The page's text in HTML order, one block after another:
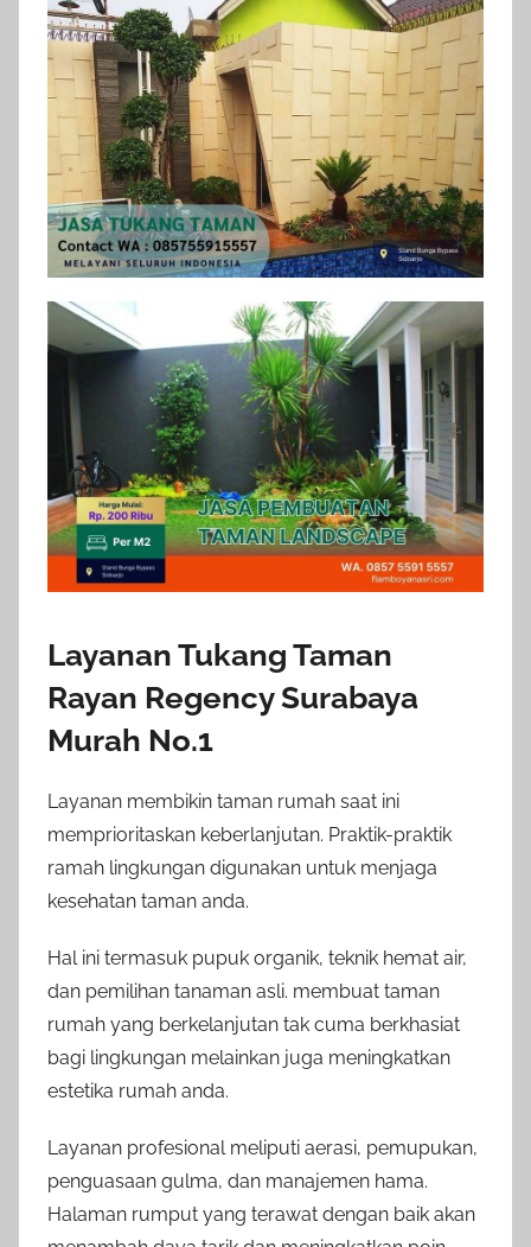
Layanan Tukang Taman
Rayan Regency Surabaya
Murah No.1
Layanan membikin taman rumah saat ini
memprioritaskan keberlanjutan. Praktik-praktik
ramah lingkungan digunakan untuk menjaga
kesehatan taman anda.
Hal ini termasuk pupuk organik, teknik hemat air,
dan pemilihan tanaman asli. membuat taman
rumah yang berkelanjutan tak cuma berkhasiat
bagi lingkungan melainkan juga meningkatkan
estetika rumah anda.
Layanan profesional meliputi aerasi, pemupukan,
penguasaan gulma, dan manajemen hama.
Halaman rumput yang terawat dengan baik akan